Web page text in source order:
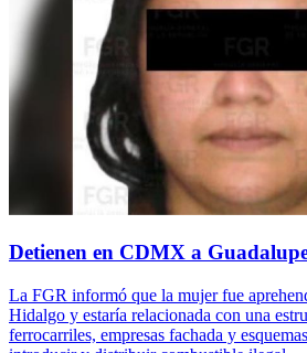
Detienen en CDMX a
La FGR informó que la mujer fue
Hidalgo y estaría relacionada con una
ferrocarriles, empresas fachada y